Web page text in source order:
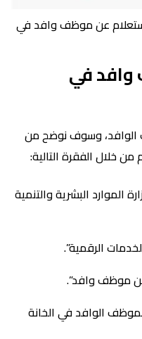
عن موظف وافد في
في
الوافد، وسوف نوضح من
من خلال الفقرة التالية:
الموارد البشرية والتنمية
الرقمية”.
موظف وافد”.
الوافد في الخانة